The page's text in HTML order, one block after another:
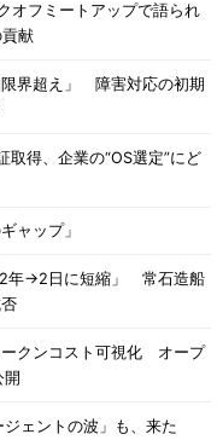
オフミートアップで語られ
献
限界超え」 障害対応の初期
取得、企業の“OS選定”にど
ャップ」
2年→2日に短縮」 常石造船
ークンコスト可視化 オープ
ジェントの波」も、来た